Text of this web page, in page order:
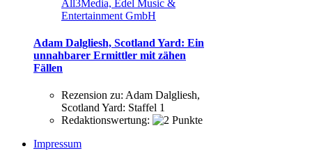
All3Media, Edel Music &
Entertainment GmbH
Adam Dalgliesh, Scotland Yard: Ein
unnahbarer Ermittler mit zähen
Fällen
Rezension zu: Adam Dalgliesh,
Scotland Yard: Staffel 1
Redaktionswertung:
Impressum